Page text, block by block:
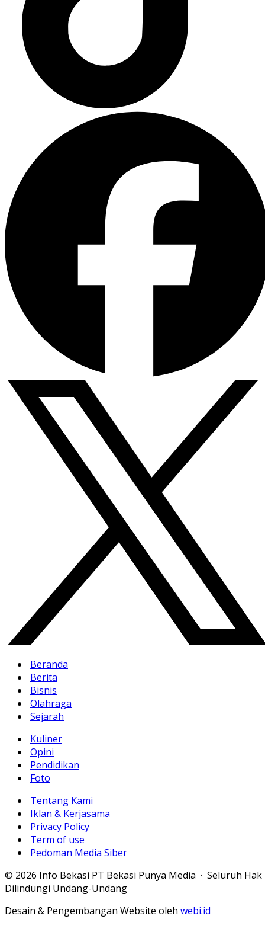
Beranda
Berita
Bisnis
Olahraga
Sejarah
Kuliner
Opini
Pendidikan
Foto
Tentang Kami
Iklan & Kerjasama
Privacy Policy
Term of use
Pedoman Media Siber
© 2026 Info Bekasi PT Bekasi Punya Media · Seluruh Hak
Dilindungi Undang-Undang
Desain & Pengembangan Website oleh webi.id